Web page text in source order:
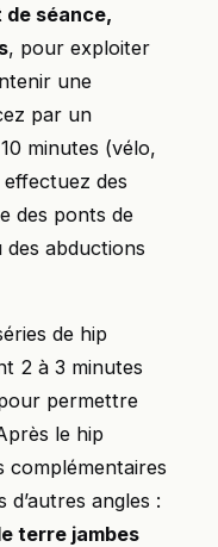
de séance,
, pour exploiter
une
par un
minutes (vélo,
des
des ponts de
abductions
de hip
2 à 3 minutes
permettre
le hip
complémentaires
angles :
terre jambes